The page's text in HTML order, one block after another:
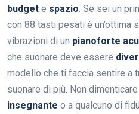
budget e spazio. Se sei un
con 88 tasti pesati è un’ottima
vibrazioni di un pianoforte
che suonare deve essere
modello che ti faccia sentire a
suonare di più. Non
insegnante o a qualcuno di